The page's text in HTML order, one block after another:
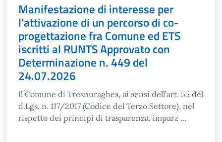
Manifestazione di interesse per
l’attivazione di un percorso di co-
progettazione fra Comune ed ETS
iscritti al RUNTS Approvato con
Determinazione n. 449 del
24.07.2026
Il Comune di Tresnuraghes, ai sensi dell’art. 55 del
d.Lgs. n. 117/2017 (Codice del Terzo Settore), nel
rispetto dei principi di trasparenza, imparz ...